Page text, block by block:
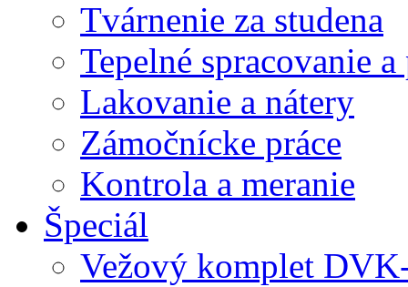
Tvárnenie za studena
Tepelné spracovanie
Lakovanie a nátery
Zámočnícke práce
Kontrola a meranie
Špeciál
Vežový komplet